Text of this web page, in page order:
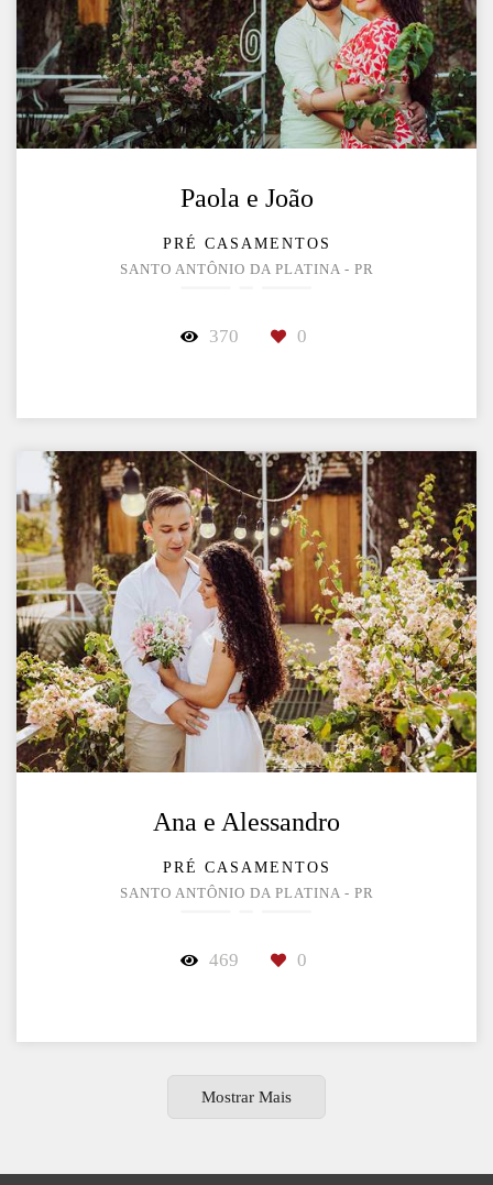
Paola e João
PRÉ CASAMENTOS
SANTO ANTÔNIO DA PLATINA - PR
370 0
Ana e Alessandro
PRÉ CASAMENTOS
SANTO ANTÔNIO DA PLATINA - PR
469 0
Mostrar Mais